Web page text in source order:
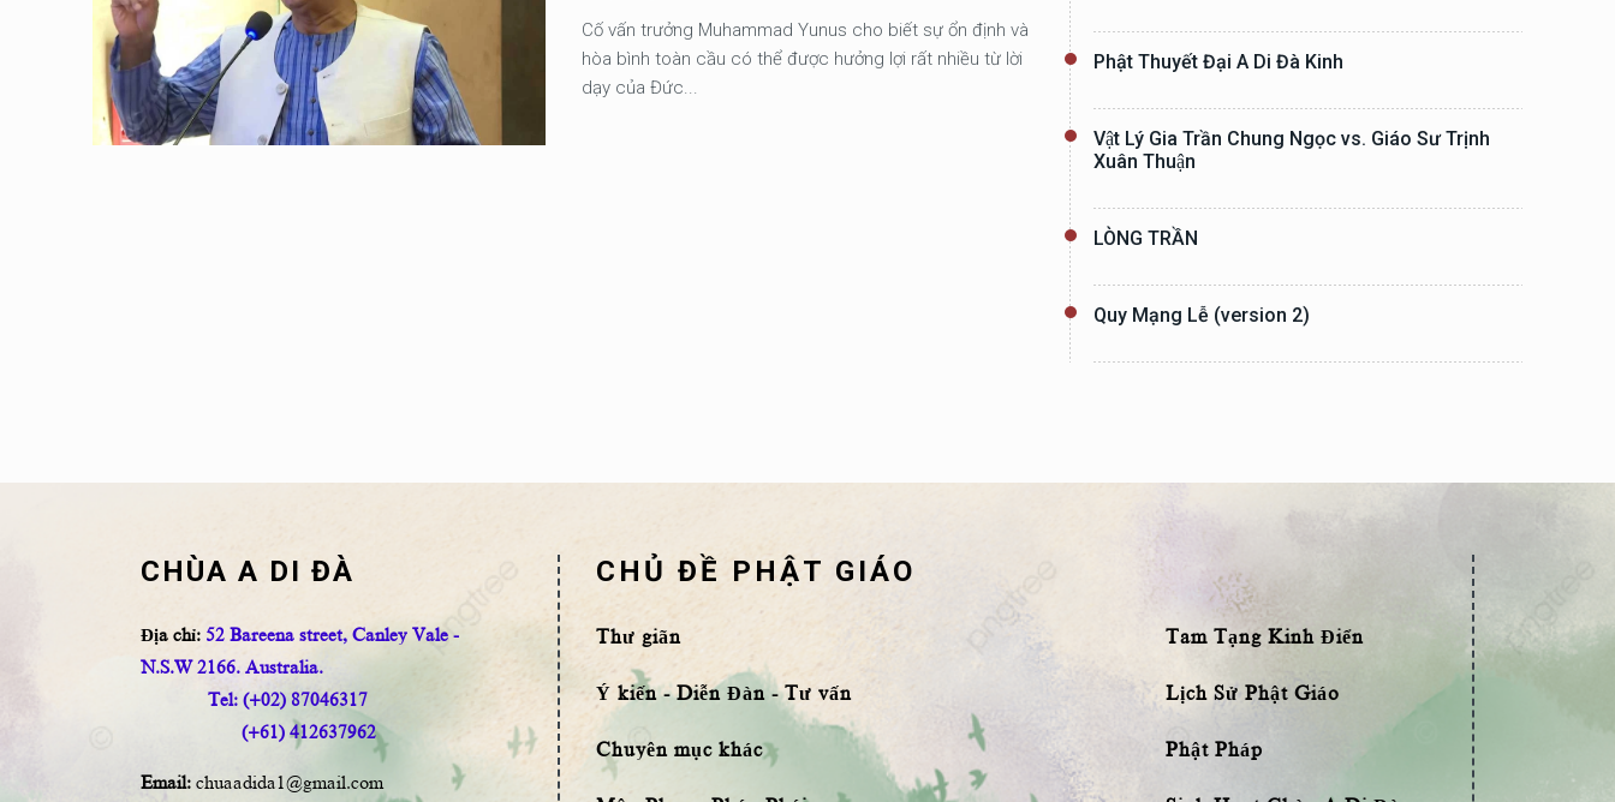
Cố vấn trưởng Muhammad Yunus cho biết sự ổn định và
hòa bình toàn cầu có thể được hưởng lợi rất nhiều từ lời
dạy của Đức...
Phật Thuyết Đại A Di Đà Kinh
Vật Lý Gia Trần Chung Ngọc vs. Giáo Sư Trịnh
Xuân Thuận
LÒNG TRẦN
Quy Mạng Lễ (version 2)
CHÙA A DI ĐÀ
Địa chỉ: 52 Bareena street, Canley Vale -
N.S.W 2166. Australia.
Tel: (+02) 87046317
(+61) 412637962
Email: chuaadida1@gmail.com
CHỦ ĐỀ PHẬT GIÁO
Thư giãn
Ý kiến - Diễn Đàn - Tư vấn
Chuyên mục khác
Tam Tạng Kinh Điển
Lịch Sử Phật Giáo
Phật Pháp